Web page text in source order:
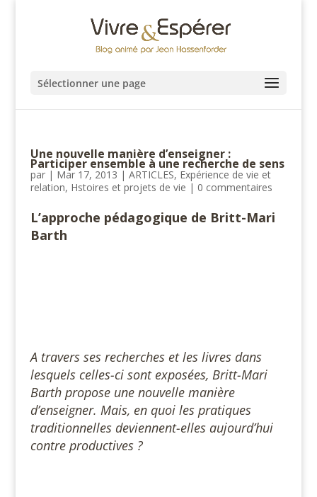
Sélectionner une page
Une nouvelle manière d’enseigner :
Participer ensemble à une recherche de sens
par | Mar 17, 2013 | ARTICLES, Expérience de vie et
relation, Hstoires et projets de vie | 0 commentaires
L’approche pédagogique de Britt-Mari
Barth
A travers ses recherches et les livres dans
lesquels celles-ci sont exposées, Britt-Mari
Barth propose une nouvelle manière
d’enseigner. Mais, en quoi les pratiques
traditionnelles deviennent-elles aujourd’hui
contre productives ?